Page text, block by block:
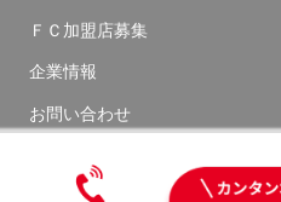
ＦＣ加盟店募集
企業情報
お問い合わせ